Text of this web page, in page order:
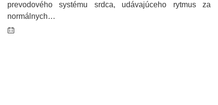
prevodového systému srdca, udávajúceho rytmus za
normálnych…